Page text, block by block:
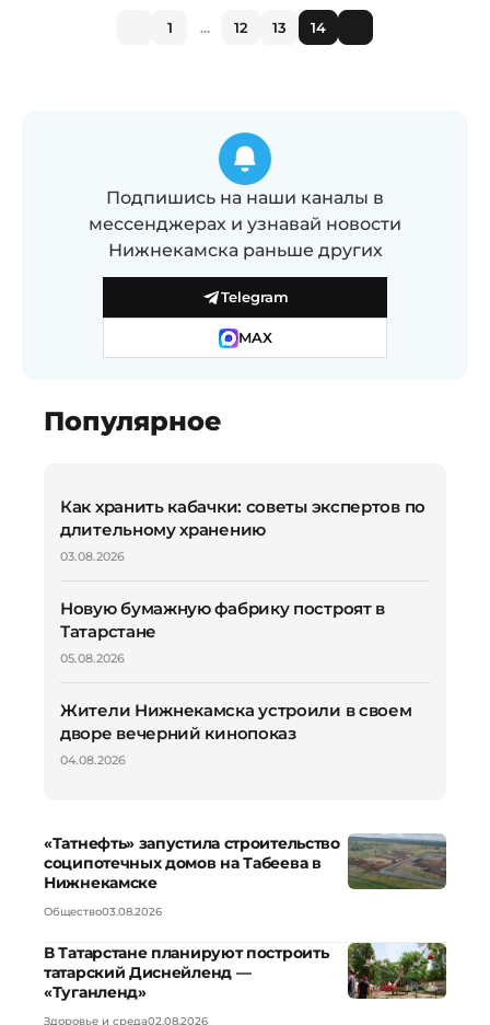
1 ... 12 13 14
Подпишись на наши каналы в
мессенджерах и узнавай новости
Нижнекамска раньше других
Telegram
MAX
Популярное
Как хранить кабачки: советы экспертов по
длительному хранению
03.08.2026
Новую бумажную фабрику построят в
Татарстане
05.08.2026
Жители Нижнекамска устроили в своем
дворе вечерний кинопоказ
04.08.2026
«Татнефть» запустила строительство
соципотечных домов на Табеева в
Нижнекамске
Общество03.08.2026
В Татарстане планируют построить
татарский Диснейленд —
«Туганленд»
Здоровье и среда02.08.2026